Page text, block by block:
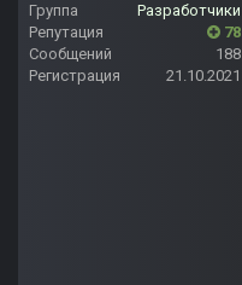
Группа
Разработчики
Репутация
78
Сообщений
188
Регистрация
21.10.2021